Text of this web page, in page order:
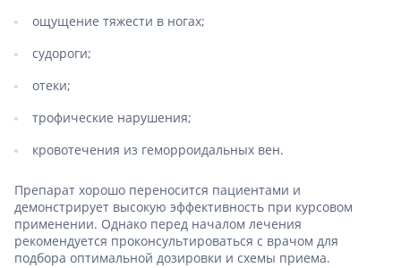
ощущение тяжести в ногах;
судороги;
отеки;
трофические нарушения;
кровотечения из геморроидальных вен.
Препарат хорошо переносится пациентами и
демонстрирует высокую эффективность при курсовом
применении. Однако перед началом лечения
рекомендуется проконсультироваться с врачом для
подбора оптимальной дозировки и схемы приема.